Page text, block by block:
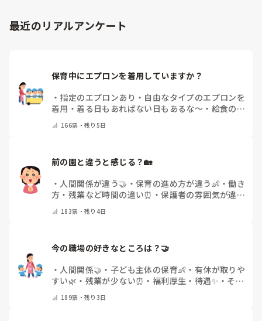
最近のリアルアンケート
保育中にエプロンを着用していますか？
・ 指定のエプロンあり ・ 自由なタイプのエプロンを
着用 ・着る日もあればない日もあるな～ ・ 給食のと
きだけだけ
で教えてください)
166票・残り5日
前の園と違うと感じる？🏡
・ 人間関係が違う🤝 ・ 保育の進め方が違う👶 ・働き
方・残業など時間の違い⏰ ・保護者の雰囲気が違う
💬
給料が違う
で教えてください)
183票・残り4日
・ 人間関係🤝 ・ 子ども主体の保育👶 ・ 有休が取りや
すい🌿 ・ 残業が少ない⏰ ・ 福利厚生・待遇✨ ・ その
他(コメントで教えてください)
189票・残り3日